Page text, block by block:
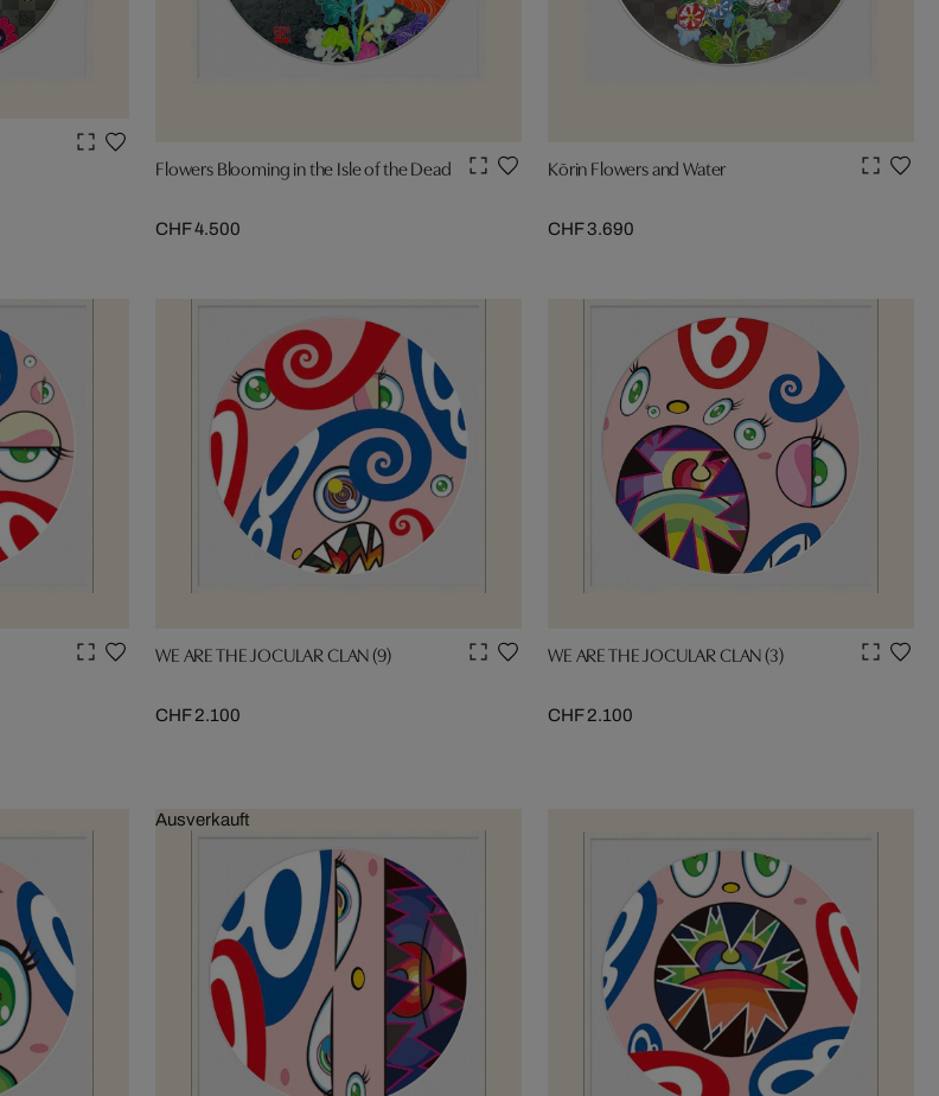
Flowers Blooming in the Isle of the Dead
CHF 4.500
Kōrin Flowers and Water
CHF 3.690
WE ARE THE JOCULAR CLAN (9)
CHF 2.100
WE ARE THE JOCULAR CLAN (3)
CHF 2.100
Ausverkauft